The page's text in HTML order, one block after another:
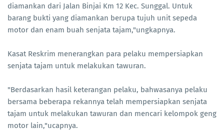
diamankan dari Jalan Binjai Km 12 Kec. Sunggal. Untuk
barang bukti yang diamankan berupa tujuh unit sepeda
motor dan enam buah senjata tajam,"ungkapnya.
Kasat Reskrim menerangkan para pelaku mempersiapkan
senjata tajam untuk melakukan tawuran.
"Berdasarkan hasil keterangan pelaku, bahwasanya pelaku
bersama beberapa rekannya telah mempersiapkan senjata
tajam untuk melakukan tawuran dan mencari kelompok geng
motor lain,"ucapnya.